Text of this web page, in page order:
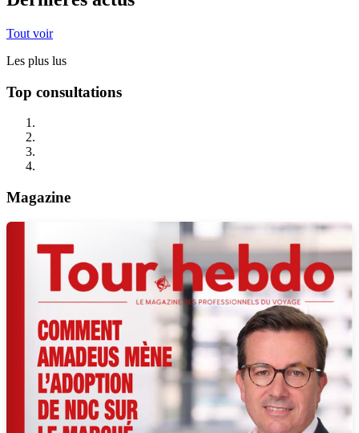
Tout voir
Les plus lus
Top consultations
Magazine